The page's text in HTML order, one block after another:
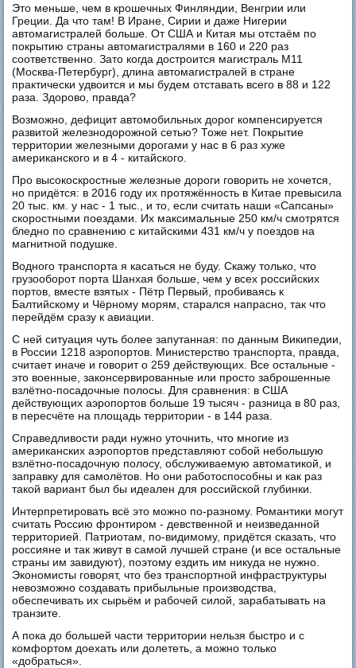
Это меньше, чем в крошечных Финляндии, Венгрии или
Греции. Да что там! В Иране, Сирии и даже Нигерии
автомагистралей больше. От США и Китая мы отстаём по
покрытию страны автомагистралями в 160 и 220 раз
соответственно. Зато когда достроится магистраль М11
(Москва-Петербург), длина автомагистралей в стране
практически удвоится и мы будем отставать всего в 88 и 122
раза. Здорово, правда?
Возможно, дефицит автомобильных дорог компенсируется
развитой железнодорожной сетью? Тоже нет. Покрытие
территории железными дорогами у нас в 6 раз хуже
американского и в 4 - китайского.
Про высокоскростные железные дороги говорить не хочется,
но придётся: в 2016 году их протяжённость в Китае превысила
20 тыс. км. у нас - 1 тыс., и то, если считать наши «Сапсаны»
скоростными поездами. Их максимальные 250 км/ч смотрятся
бледно по сравнению с китайскими 431 км/ч у поездов на
магнитной подушке.
Водного транспорта я касаться не буду. Скажу только, что
грузооборот порта Шанхая больше, чем у всех российских
портов, вместе взятых - Пётр Первый, пробиваясь к
Балтийскому и Чёрному морям, старался напрасно, так что
перейдём сразу к авиации.
С ней ситуация чуть более запутанная: по данным Википедии,
в России 1218 аэропортов. Министерство транспорта, правда,
считает иначе и говорит о 259 действующих. Все остальные -
это военные, законсервированные или просто заброшенные
взлётно-посадочные полосы. Для сравнения: в США
действующих аэропортов больше 19 тысяч - разница в 80 раз,
в пересчёте на площадь территории - в 144 раза.
Справедливости ради нужно уточнить, что многие из
американских аэропортов представляют собой небольшую
взлётно-посадочную полосу, обслуживаемую автоматикой, и
заправку для самолётов. Но они работоспособны и как раз
такой вариант был бы идеален для российской глубинки.
Интерпретировать всё это можно по-разному. Романтики могут
считать Россию фронтиром - девственной и неизведанной
территорией. Патриотам, по-видимому, придётся сказать, что
россияне и так живут в самой лучшей стране (и все остальные
страны им завидуют), поэтому ездить им никуда не нужно.
Экономисты говорят, что без транспортной инфраструктуры
невозможно создавать прибыльные производства,
обеспечивать их сырьём и рабочей силой, зарабатывать на
транзите.
А пока до большей части территории нельзя быстро и с
комфортом доехать или долететь, а можно только
«добраться».